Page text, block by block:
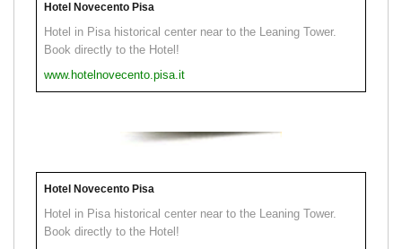
Hotel Novecento Pisa
Hotel in Pisa historical center near to the Leaning Tower.
Book directly to the Hotel!
www.hotelnovecento.pisa.it
Hotel Novecento Pisa
Hotel in Pisa historical center near to the Leaning Tower.
Book directly to the Hotel!